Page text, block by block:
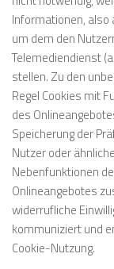
Informationen, also
um dem den
Telemediendienst
stellen. Zu den
Regel Cookies mit
des
Speicherung der
Nutzer oder
Nebenfunktionen
Onlineangebotes
widerrufliche
kommuniziert und
Cookie-Nutzung.